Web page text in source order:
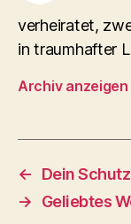
verheiratet,
in traumhafter
Archiv anzeigen
←
Dein
→
Geliebtes